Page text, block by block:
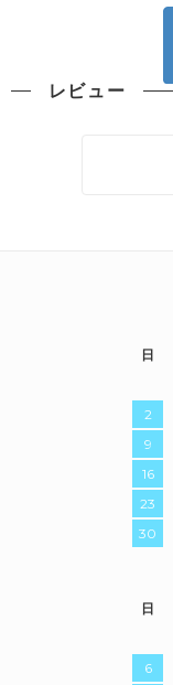
レビュー
日
2
9
16
23
30
日
6